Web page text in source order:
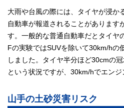
大雨や台風の際には、タイヤが浸か
自動車が報道されることがあります
す。一般的な普通自動車だとタイヤ
Fの実験ではSUVを除いて30km/hの
しました。タイヤ半分ほど30cmの
という状況ですが、30km/hでエンジ
山手の土砂災害リスク